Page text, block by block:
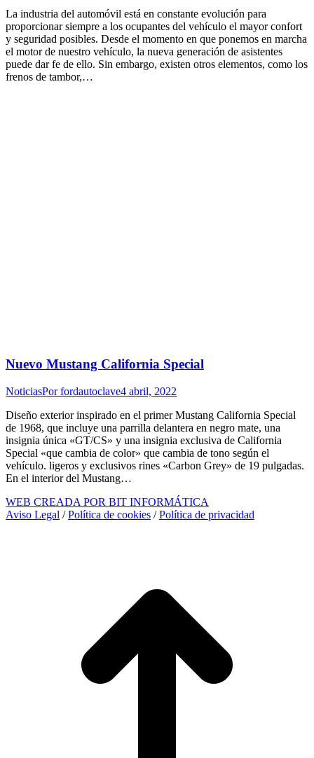
La industria del automóvil está en constante evolución para
proporcionar siempre a los ocupantes del vehículo el mayor confort
y seguridad posibles. Desde el momento en que ponemos en marcha
el motor de nuestro vehículo, la nueva generación de asistentes
puede dar fe de ello. Sin embargo, existen otros elementos, como los
frenos de tambor,…
Nuevo Mustang California Special
NoticiasPorfordautoclave4 abril, 2022
Diseño exterior inspirado en el primer Mustang California Special
de 1968, que incluye una parrilla delantera en negro mate, una
insignia única «GT/CS» y una insignia exclusiva de California
Special «que cambia de color» que cambia de tono según el
vehículo. ligeros y exclusivos rines «Carbon Grey» de 19 pulgadas.
En el interior del Mustang…
WEB CREADA POR BIT INFORMÁTICA
Aviso Legal /Política de cookies /Política de privacidad